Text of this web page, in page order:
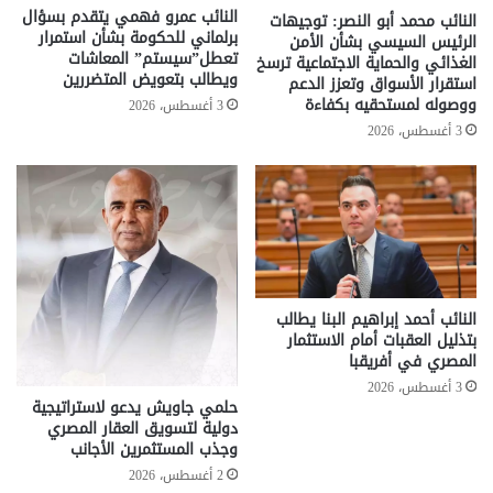
النائب محمد أبو النصر: توجيهات
الرئيس السيسي بشأن الأمن
الغذائي والحماية الاجتماعية ترسخ
استقرار الأسواق وتعزز الدعم
ووصوله لمستحقيه بكفاءة
3 أغسطس، 2026
النائب عمرو فهمي يتقدم بسؤال
برلماني للحكومة بشأن استمرار
تعطل”سيستم” المعاشات
ويطالب بتعويض المتضررين
3 أغسطس، 2026
النائب أحمد إبراهيم البنا يطالب
بتذليل العقبات أمام الاستثمار
المصري في أفريقبا
3 أغسطس، 2026
حلمي جاويش يدعو لاستراتيجية
دولية لتسويق العقار المصري
وجذب المستثمرين الأجانب
2 أغسطس، 2026